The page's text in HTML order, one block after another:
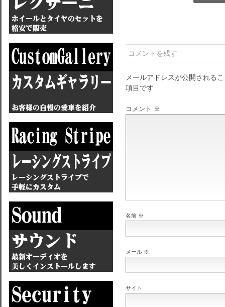
コメントを残す
メールアドレスが公開される
項目です
コメント ※
名前 ※
メール ※
サイト